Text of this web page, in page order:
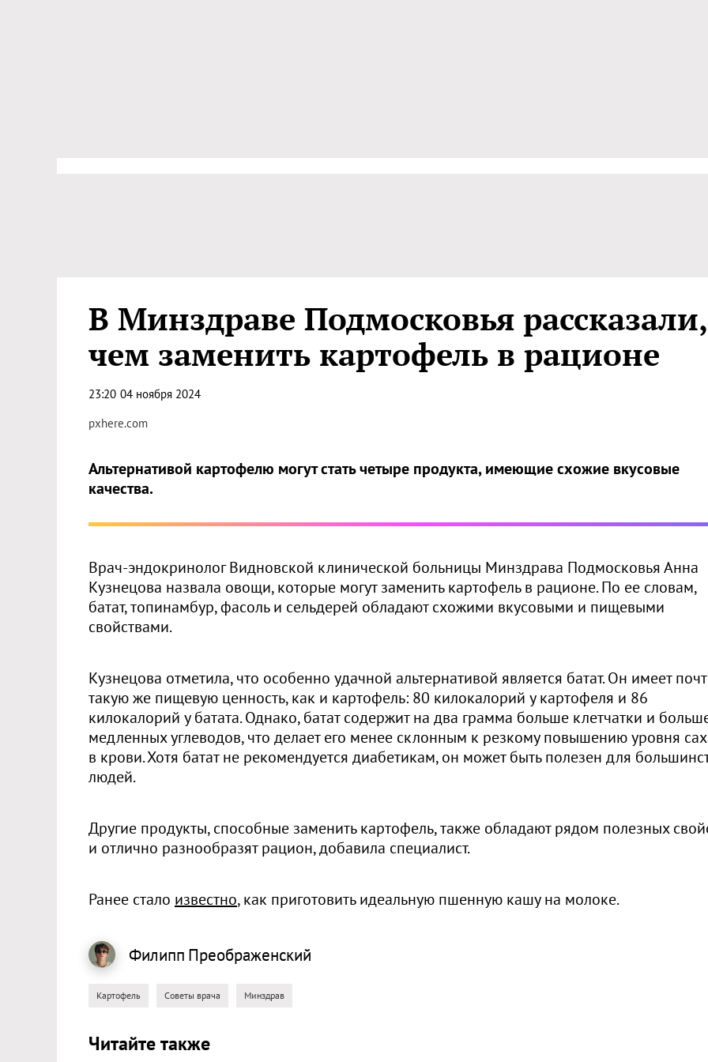
В Минздраве Подмосковья рассказали,
чем заменить картофель в рационе
23:20 04 ноября 2024
pxhere.com
Альтернативой картофелю могут стать четыре продукта, имеющие схожие вкусовые
качества.
Врач-эндокринолог Видновской клинической больницы Минздрава Подмосковья Анна
Кузнецова назвала овощи, которые могут заменить картофель в рационе. По ее словам,
батат, топинамбур, фасоль и сельдерей обладают схожими вкусовыми и пищевыми
свойствами.
Кузнецова отметила, что особенно удачной альтернативой является батат. Он имеет
такую же пищевую ценность, как и картофель: 80 килокалорий у картофеля и 86
килокалорий у батата. Однако, батат содержит на два грамма больше клетчатки и
медленных углеводов, что делает его менее склонным к резкому повышению уровня
в крови. Хотя батат не рекомендуется диабетикам, он может быть полезен для
людей.
Другие продукты, способные заменить картофель, также обладают рядом полезных
и отлично разнообразят рацион, добавила специалист.
Ранее стало известно, как приготовить идеальную пшенную кашу на молоке.
Филипп Преображенский
Картофель Советы врача Минздрав
Читайте также